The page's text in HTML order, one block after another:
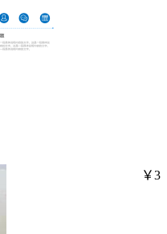
￥3